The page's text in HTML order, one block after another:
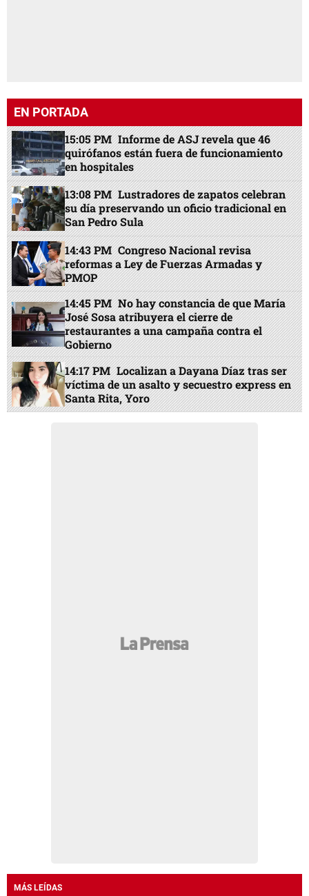
EN PORTADA
15:05 PM Informe de ASJ revela que 46
quirófanos están fuera de funcionamiento
en hospitales
13:08 PM Lustradores de zapatos celebran
su día preservando un oficio tradicional en
San Pedro Sula
14:43 PM Congreso Nacional revisa
reformas a Ley de Fuerzas Armadas y
PMOP
14:45 PM No hay constancia de que María
José Sosa atribuyera el cierre de
restaurantes a una campaña contra el
Gobierno
14:17 PM Localizan a Dayana Díaz tras ser
víctima de un asalto y secuestro express en
Santa Rita, Yoro
MÁS LEÍDAS